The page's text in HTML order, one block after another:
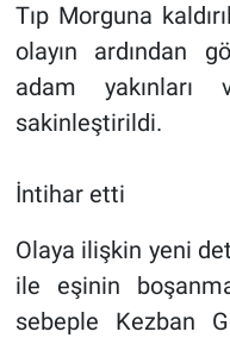
Tıp Morguna
olayın ardından
adam yakınları
sakinleştirildi.
İntihar etti
Olaya ilişkin yeni
ile eşinin
sebeple Kezban